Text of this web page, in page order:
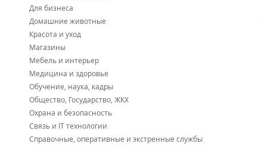
Для бизнеса
Домашние животные
Красота и уход
Магазины
Мебель и интерьер
Медицина и здоровье
Обучение, наука, кадры
Общество, Государство, ЖКХ
Охрана и безопасность
Связь и IT технологии
Справочные, оперативные и экстренные службы